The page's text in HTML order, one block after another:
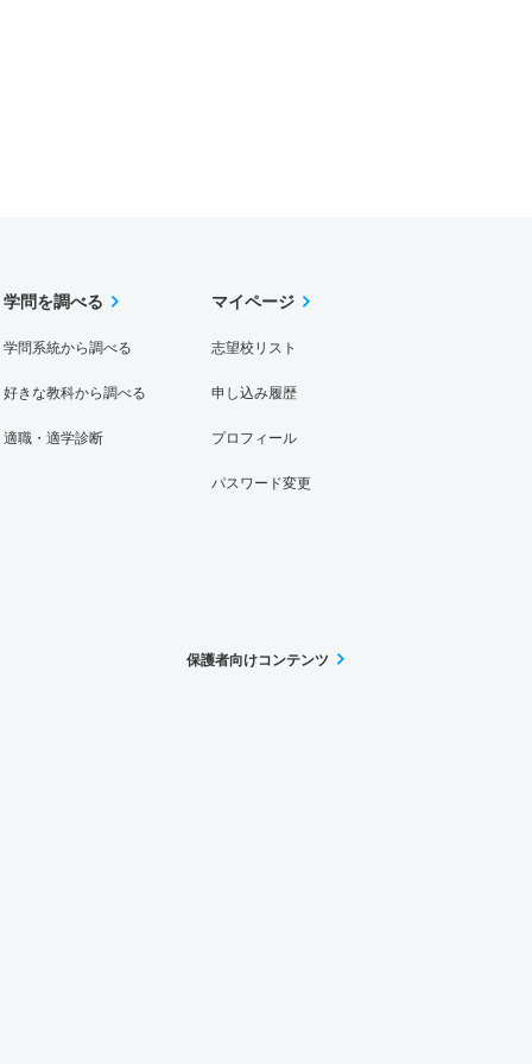
学問を調べる
学問系統から調べる
好きな教科から調べる
適職・適学診断
マイページ
志望校リスト
申し込み履歴
プロフィール
パスワード変更
保護者向けコンテンツ